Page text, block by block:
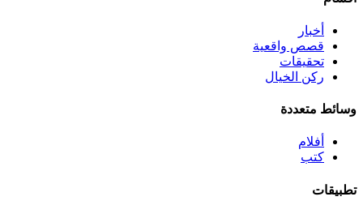
أخبار
قصص واقعية
تحقيقات
ركن الخيال
وسائط متعددة
أفلام
كتب
تطبيقات